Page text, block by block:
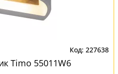
227638
Timo 55011W6